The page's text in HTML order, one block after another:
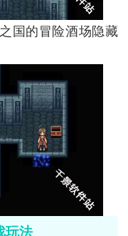
国的冒险酒场隐藏
玩法